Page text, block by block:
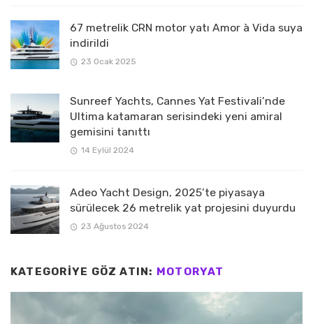
67 metrelik CRN motor yatı Amor à Vida suya
indirildi
23 Ocak 2025
Sunreef Yachts, Cannes Yat Festivali’nde
Ultima katamaran serisindeki yeni amiral
gemisini tanıttı
14 Eylül 2024
Adeo Yacht Design, 2025’te piyasaya
sürülecek 26 metrelik yat projesini duyurdu
23 Ağustos 2024
KATEGORIYE GÖZ ATIN: MOTORYAT